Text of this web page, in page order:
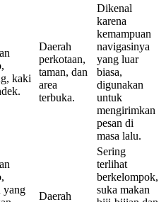
kaki
Daerah
perkotaan,
taman, dan
area
terbuka.
Dikenal
karena
kemampuan
navigasinya
yang luar
biasa,
digunakan
untuk
mengirimkan
pesan di
masa lalu.
yang
Daerah
Sering
terlihat
berkelompok,
suka makan